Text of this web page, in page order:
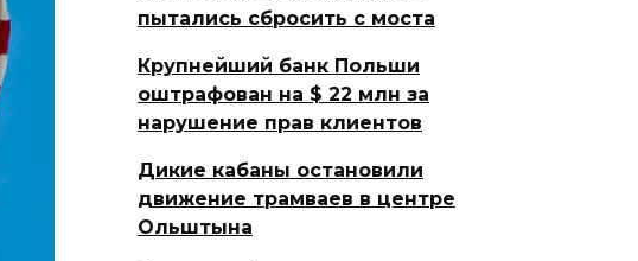
пытались сбросить с моста
Крупнейший банк Польши
оштрафован на $ 22 млн за
нарушение прав клиентов
Дикие кабаны остановили
движение трамваев в центре
Ольштына